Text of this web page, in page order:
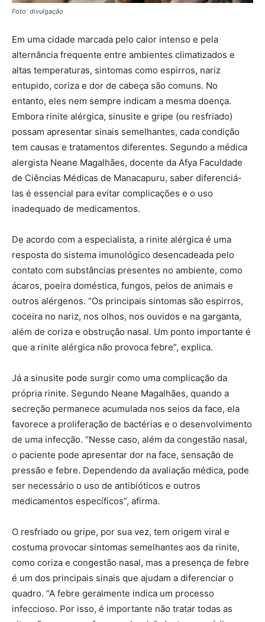
Foto: divulgação
Em uma cidade marcada pelo calor intenso e pela
alternância frequente entre ambientes climatizados e
altas temperaturas, sintomas como espirros, nariz
entupido, coriza e dor de cabeça são comuns. No
entanto, eles nem sempre indicam a mesma doença.
Embora rinite alérgica, sinusite e gripe (ou resfriado)
possam apresentar sinais semelhantes, cada condição
tem causas e tratamentos diferentes. Segundo a médica
alergista Neane Magalhães, docente da Afya Faculdade
de Ciências Médicas de Manacapuru, saber diferenciá-
las é essencial para evitar complicações e o uso
inadequado de medicamentos.
De acordo com a especialista, a rinite alérgica é uma
resposta do sistema imunológico desencadeada pelo
contato com substâncias presentes no ambiente, como
ácaros, poeira doméstica, fungos, pelos de animais e
outros alérgenos. “Os principais sintomas são espirros,
coceira no nariz, nos olhos, nos ouvidos e na garganta,
além de coriza e obstrução nasal. Um ponto importante é
que a rinite alérgica não provoca febre”, explica.
Já a sinusite pode surgir como uma complicação da
própria rinite. Segundo Neane Magalhães, quando a
secreção permanece acumulada nos seios da face, ela
favorece a proliferação de bactérias e o desenvolvimento
de uma infecção. “Nesse caso, além da congestão nasal,
o paciente pode apresentar dor na face, sensação de
pressão e febre. Dependendo da avaliação médica, pode
ser necessário o uso de antibióticos e outros
medicamentos específicos”, afirma.
O resfriado ou gripe, por sua vez, tem origem viral e
costuma provocar sintomas semelhantes aos da rinite,
como coriza e congestão nasal, mas a presença de febre
é um dos principais sinais que ajudam a diferenciar o
quadro. “A febre geralmente indica um processo
infeccioso. Por isso, é importante não tratar todas as